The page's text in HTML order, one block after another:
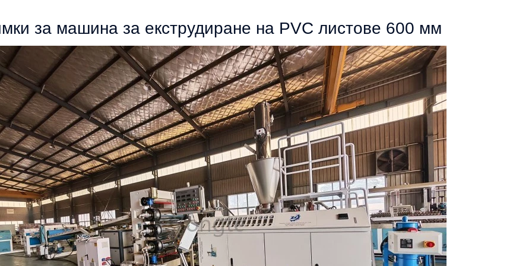
за машина за екструдиране на PVC листове 600 мм